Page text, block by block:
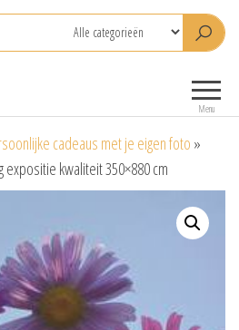
voor je foto
Menu
cadeaus met je eigen foto »
expositie kwaliteit 350×880 cm